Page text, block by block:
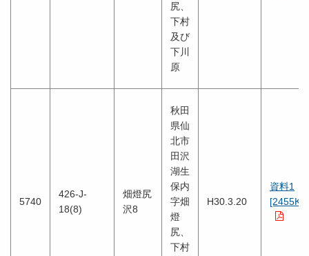
尻、
下村
及び
下川
原
5740
426-J-
18(8)
畑燈尻
沢8
秋田
県仙
北市
田沢
湖生
保内
字畑
燈
尻、
下村
H30.3.20
資料1
[2455KB]